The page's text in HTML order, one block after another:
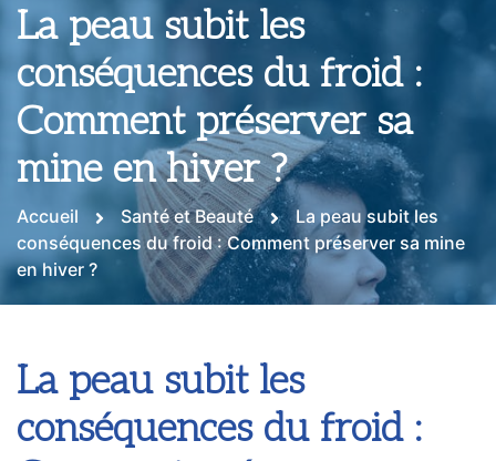
La peau subit les
conséquences du froid :
Comment préserver sa
mine en hiver ?
Accueil Santé et Beauté
La peau subit les
conséquences du froid : Comment préserver sa mine
en hiver ?
La peau subit les
conséquences du froid :